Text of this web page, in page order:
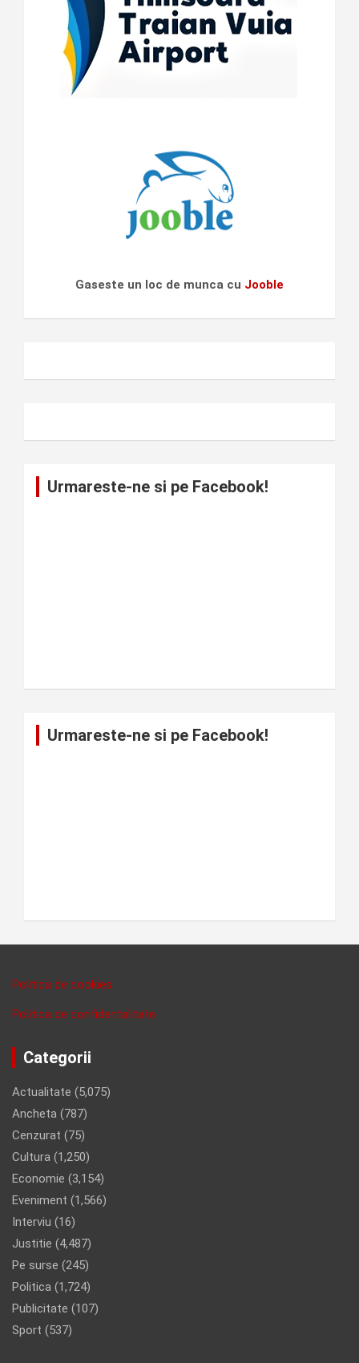
Gaseste un loc de munca cu Jooble
Urmareste-ne si pe Facebook!
Urmareste-ne si pe Facebook!
Politica de cookies
Politica de confidentalitate
Categorii
Actualitate (5,075)
Ancheta (787)
Cenzurat (75)
Cultura (1,250)
Economie (3,154)
Eveniment (1,566)
Interviu (16)
Justitie (4,487)
Pe surse (245)
Politica (1,724)
Publicitate (107)
Sport (537)